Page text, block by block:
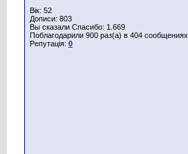
Вік: 52
Дописи: 803
Вы сказали Спасибо: 1.669
Поблагодарили 900 раз(а) в 404 сообщениях
Репутація: 0